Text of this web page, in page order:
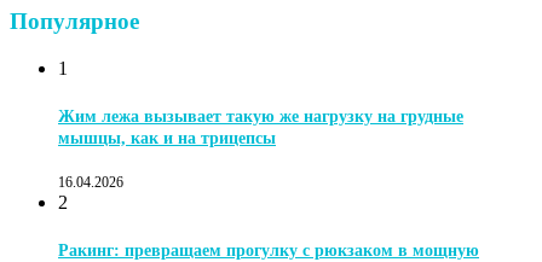
Популярное
1
Жим лежа вызывает такую же нагрузку на грудные
мышцы, как и на трицепсы
16.04.2026
2
Ракинг: превращаем прогулку с рюкзаком в мощную